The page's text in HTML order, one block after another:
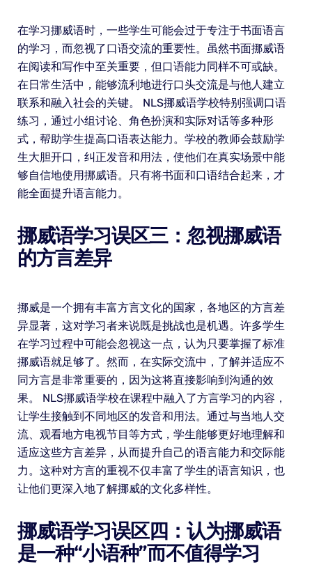
在学习挪威语时，一些学生可能会过于专注于书面语言
的学习，而忽视了口语交流的重要性。虽然书面挪威语
在阅读和写作中至关重要，但口语能力同样不可或缺。
在日常生活中，能够流利地进行口头交流是与他人建立
联系和融入社会的关键。 NLS挪威语学校特别强调口语
练习，通过小组讨论、角色扮演和实际对话等多种形
式，帮助学生提高口语表达能力。学校的教师会鼓励学
生大胆开口，纠正发音和用法，使他们在真实场景中能
够自信地使用挪威语。只有将书面和口语结合起来，才
能全面提升语言能力。
挪威语学习误区三：忽视挪威语
的方言差异
挪威是一个拥有丰富方言文化的国家，各地区的方言差
异显著，这对学习者来说既是挑战也是机遇。许多学生
在学习过程中可能会忽视这一点，认为只要掌握了标准
挪威语就足够了。然而，在实际交流中，了解并适应不
同方言是非常重要的，因为这将直接影响到沟通的效
果。 NLS挪威语学校在课程中融入了方言学习的内容，
让学生接触到不同地区的发音和用法。通过与当地人交
流、观看地方电视节目等方式，学生能够更好地理解和
适应这些方言差异，从而提升自己的语言能力和交际能
力。这种对方言的重视不仅丰富了学生的语言知识，也
让他们更深入地了解挪威的文化多样性。
挪威语学习误区四：认为挪威语
是一种“小语种”而不值得学习